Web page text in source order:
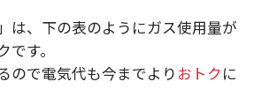
は、下の表のようにガス使用量が
す。
ので電気代も今までより おトクに